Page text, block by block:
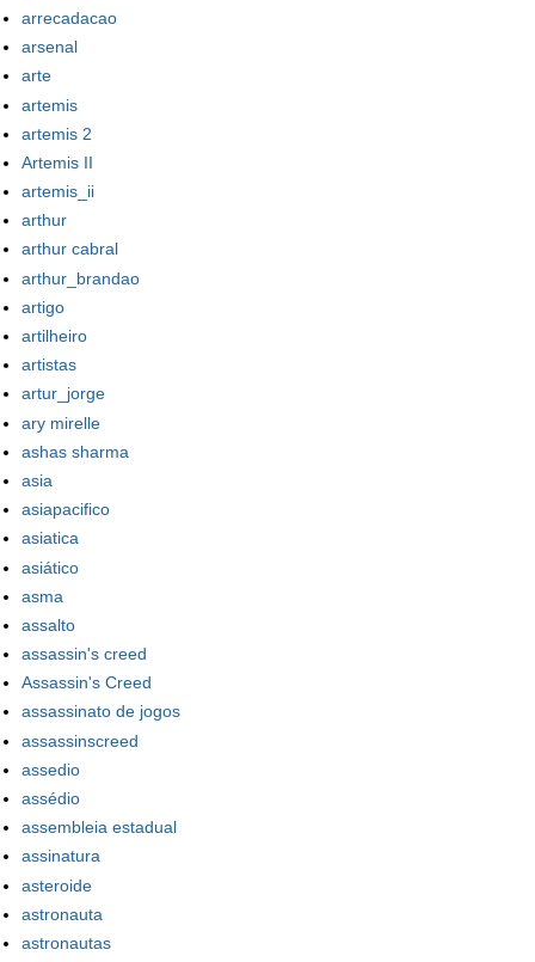
arrecadacao
arsenal
arte
artemis
artemis 2
Artemis II
artemis_ii
arthur
arthur cabral
arthur_brandao
artigo
artilheiro
artistas
artur_jorge
ary mirelle
ashas sharma
asia
asiapacifico
asiatica
asiático
asma
assalto
assassin's creed
Assassin's Creed
assassinato de jogos
assassinscreed
assedio
assédio
assembleia estadual
assinatura
asteroide
astronauta
astronautas